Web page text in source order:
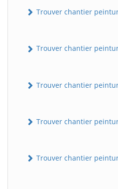
Trouver chantier
Trouver chantier
Trouver chantier
Trouver chantier
Trouver chantier